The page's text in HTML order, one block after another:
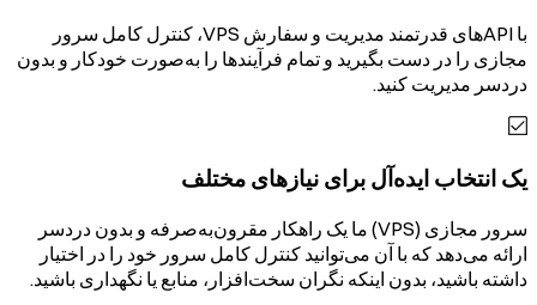
با APIهای قدرتمند مدیریت و سفارش VPS، کنترل کامل سرور
مجازی را در دست بگیرید و تمام فرآیندها را به‌صورت خودکار و بدون
دردسر مدیریت کنید.
یک انتخاب ایده‌آل برای نیازهای مختلف
سرور مجازی (VPS) ما یک راهکار مقرون‌به‌صرفه و بدون دردسر
ارائه می‌دهد که با آن می‌توانید کنترل کامل سرور خود را در اختیار
داشته باشید، بدون اینکه نگران سخت‌افزار، منابع یا نگهداری باشید.